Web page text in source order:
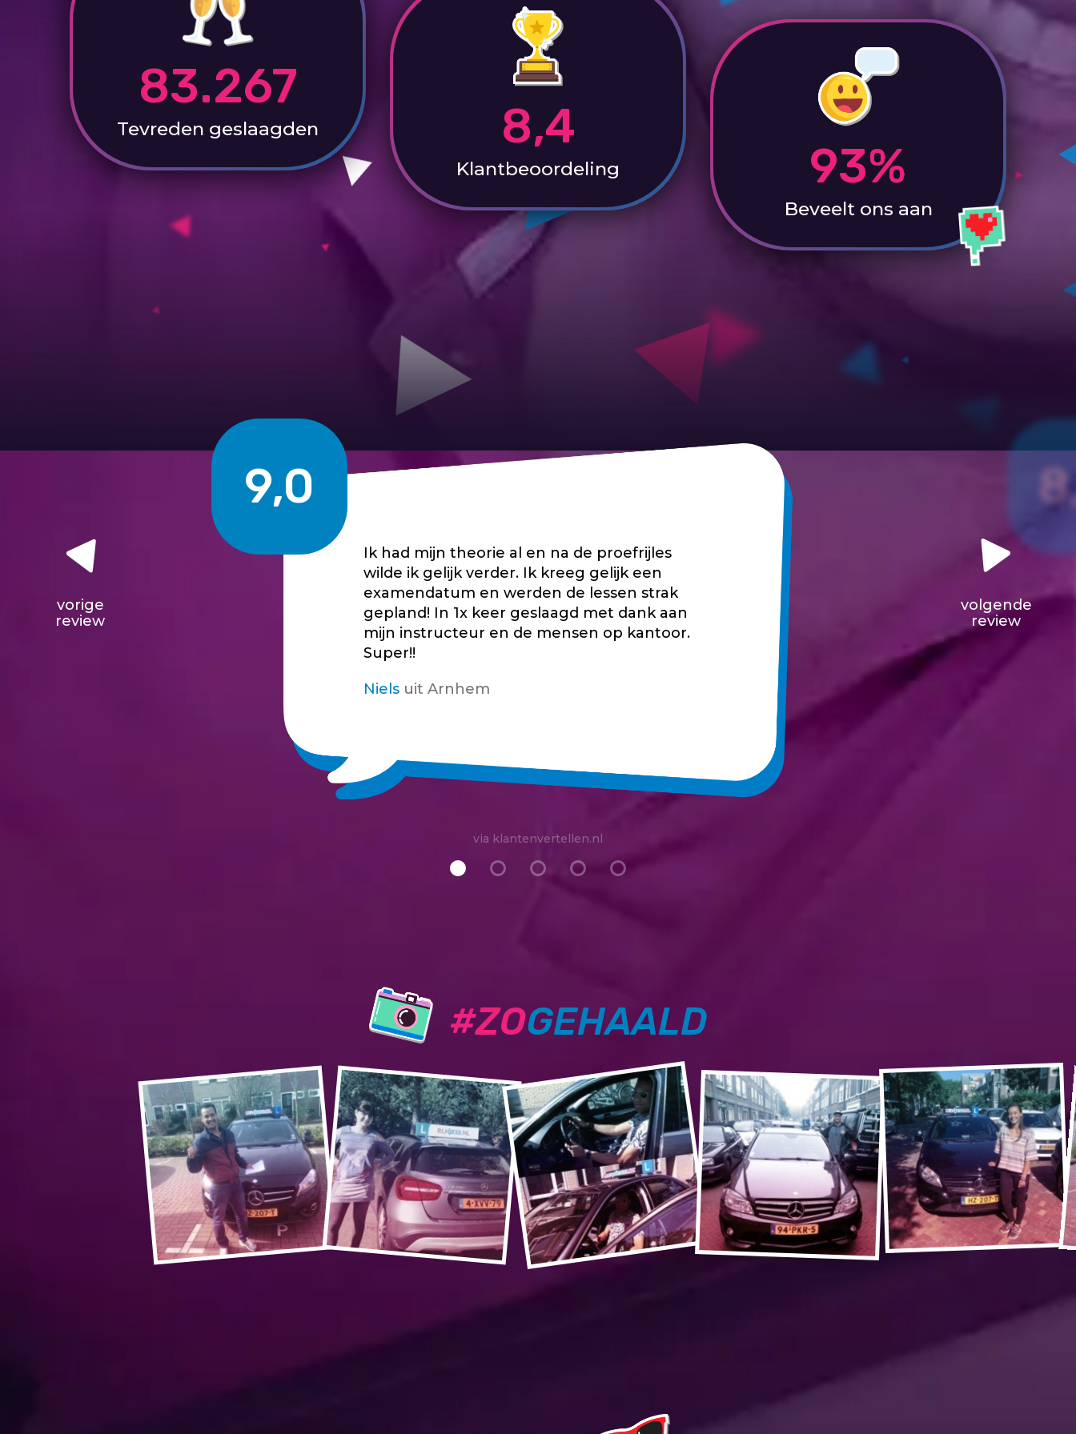
83.267
Tevreden geslaagden 8,4
Klantbeoordeling 93%
Beveelt ons aan
9,0
Ik had mijn theorie al en na de proefrijles
wilde ik gelijk verder. Ik kreeg gelijk een
examendatum en werden de lessen strak
gepland! In 1x keer geslaagd met dank aan
mijn instructeur en de mensen op kantoor.
Super!!
Niels uit Arnhem
vorige
review
volgende
review
via klantenvertellen.nl
#ZOGEHAALD